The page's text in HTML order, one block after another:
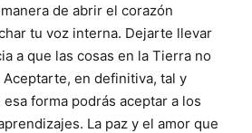
de abrir el corazón
tu voz interna. Dejarte llevar
a que las cosas en la Tierra no
Aceptarte, en definitiva, tal y
forma podrás aceptar a los
La paz y el amor que